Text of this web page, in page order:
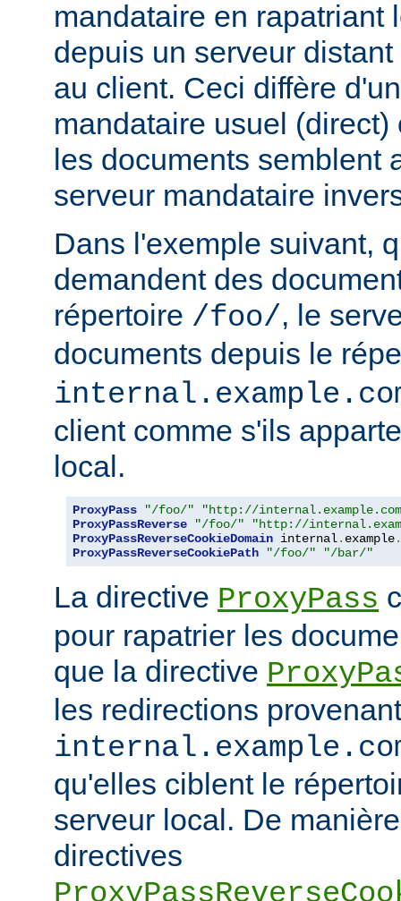
mandataire en rapatriant
depuis un serveur
au client. Ceci diffère
mandataire usuel (direct)
les documents semblent
serveur mandataire
Dans l'exemple suivant,
demandent des
répertoire /foo/, le
documents depuis le
client comme s'ils
local.
ProxyPass "/foo/"
"http://
ProxyPassReverse
"/foo/"
"http://
ProxyPassReverseCookieDomain internal. example.
ProxyPassReverseCookiePath
"/foo/" "/bar/"
La directive ProxyPass
pour rapatrier les
que la directive
les redirections
qu'elles ciblent le
serveur local. De
directives